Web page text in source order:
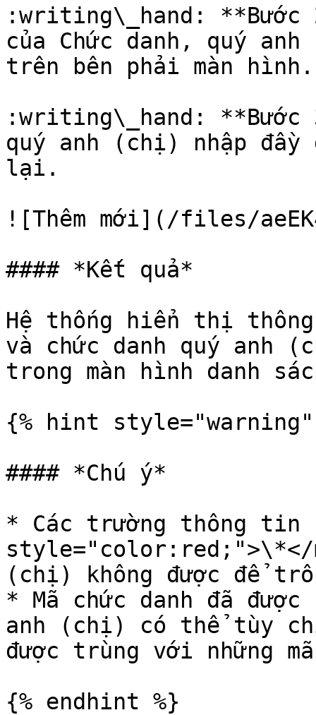
:writing\_hand: **Bước
của Chức danh, quý
trên bên phải màn hình.
:writing\_hand: **Bước
quý anh (chị) nhập
lại.
![Thêm mới](/files/
#### *Kết quả*
Hệ thống hiển thị thông
và chức danh quý anh
trong màn hình danh
{% hint style="warning"
#### *Chú ý*
* Các trường thông tin
style="color:red;">\*</
(chị) không được để
* Mã chức danh đã
anh (chị) có thể tùy
được trùng với những
{% endhint %}